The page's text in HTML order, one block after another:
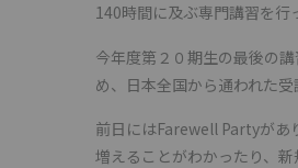
140時間に及ぶ専門講習を行
今年度第２０期生の最後の
め、日本全国から通われた
前日にはFarewell Partyがあ
増えることがわかったり、